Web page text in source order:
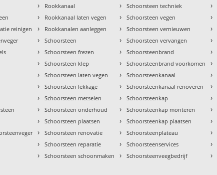
reinigen
› Rookkanaal
› Rookkanaal laten vegen
› Rookkanalen aanleggen
› Schoorsteen
› Schoorsteen frezen
› Schoorsteen klep
› Schoorsteen laten vegen
› Schoorsteen lekkage
› Schoorsteen metselen
› Schoorsteen onderhoud
› Schoorsteen plaatsen
› Schoorsteen renovatie
› Schoorsteen reparatie
› Schoorsteen schoonmaken
› Schoorsteen techniek
› Schoorsteen vegen
› Schoorsteen vernieuwen
› Schoorsteen vervangen
› Schoorsteenbrand
› Schoorsteenbrand voorkomen
› Schoorsteenkanaal
› Schoorsteenkanaal renoveren
› Schoorsteenkap
› Schoorsteenkap monteren
› Schoorsteenkap plaatsen
› Schoorsteenplateau
› Schoorsteenservices
› Schoorsteenveegbedrijf
›
›
›
›
›
›
›
›
›
›
›
›
›
›